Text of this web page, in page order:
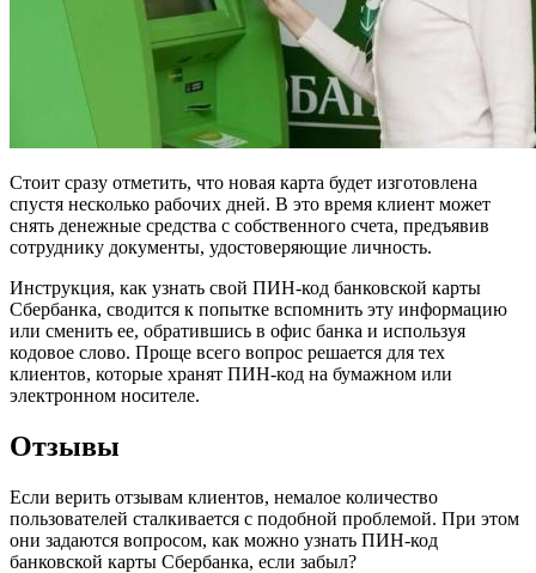
Стоит сразу отметить, что новая карта будет изготовлена
спустя несколько рабочих дней. В это время клиент может
снять денежные средства с собственного счета, предъявив
сотруднику документы, удостоверяющие личность.
Инструкция, как узнать свой ПИН-код банковской карты
Сбербанка, сводится к попытке вспомнить эту информацию
или сменить ее, обратившись в офис банка и используя
кодовое слово. Проще всего вопрос решается для тех
клиентов, которые хранят ПИН-код на бумажном или
электронном носителе.
Отзывы
Если верить отзывам клиентов, немалое количество
пользователей сталкивается с подобной проблемой. При этом
они задаются вопросом, как можно узнать ПИН-код
банковской карты Сбербанка, если забыл?